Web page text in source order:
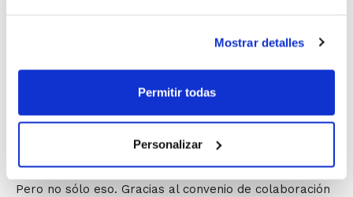
Mostrar detalles
Permitir todas
Personalizar
oficiales más importantes del Programa de
Tecnificación, además de ser una de las más
longevas. Prácticamente desde la creación del
todos los niños y niñas de la provincia de Castellón
que quieren ser mejores jugadores/as.
Pero no sólo eso. Gracias al convenio de colaboración